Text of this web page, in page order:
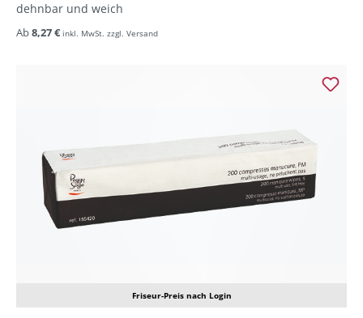
dehnbar und weich
Ab8,27 € inkl. MwSt. zzgl. Versand
Friseur-Preis nach Login